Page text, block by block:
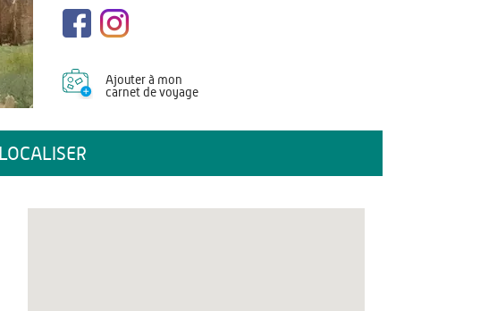
Ajouter à mon
carnet de voyage
LOCALISER